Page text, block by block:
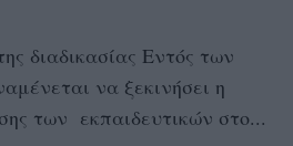
διαδικασίας Εντός των
να ξεκινήσει η
των εκπαιδευτικών στο...